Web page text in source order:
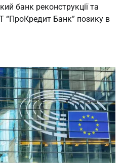
банк реконструкції та
“ПроКредит Банк” позику в